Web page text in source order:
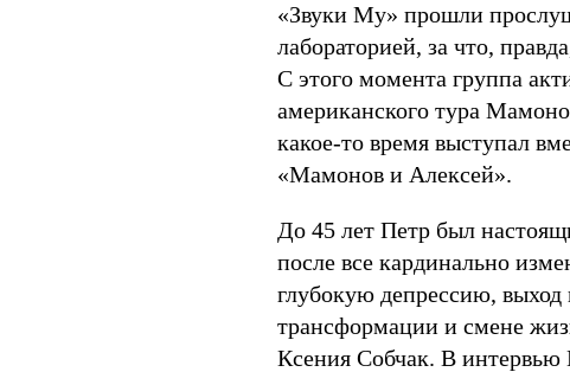
«Звуки Му» прошли
лабораторией, за что,
С этого момента группа
американского тура
какое-то время выступал
«Мамонов и Алексей».
До 45 лет Петр был
после все кардинально
глубокую депрессию,
трансформации и смене
Ксения Собчак. В интервью